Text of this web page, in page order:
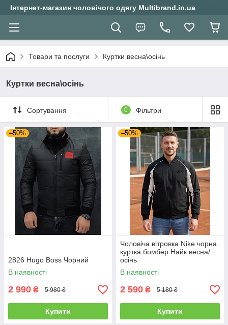
Інтернет-магазин чоловічого одягу Multibrand.in.ua
Товари та послуги Куртки весна\осінь
Куртки весна\осінь
Сортування 0 Фільтри
–50%
2826 Hugo Boss Чорний
В наявності
2 990 ₴ 5 980 ₴
Купити
–50%
Чоловіча вітровка Nike чорна
куртка бомбер Найк весна/
осінь
В наявності
2 590 ₴ 5 180 ₴
Купити